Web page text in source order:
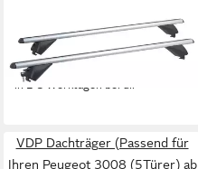
Dachträger
79,99 €
in 2-3 Werktagen bei dir
VDP Dachträger (Passend für
Ihren Peugeot 3008 (5Türer) ab